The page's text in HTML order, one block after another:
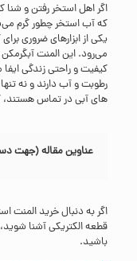
اگر اهل استخر رفتن و
که آب استخر چطور گرم
یکی از ابزارهای ضروری
می‌رود. این المنت
کیفیت و راحتی زندگی ایفا
رطوبت و آب دارند و نه
های آبی در تماس هستند،
عناوین مقاله (جهت
اگر به دنبال خرید المنت
قطعه الکتریکی آشنا
باشید.